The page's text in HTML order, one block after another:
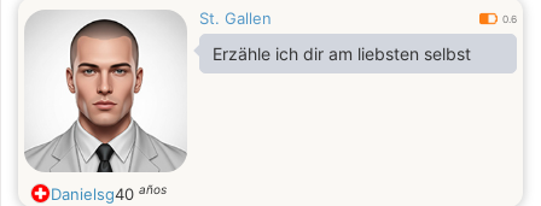
St. Gallen 0.6
Erzähle ich dir am liebsten selbst
Danielsg40 años